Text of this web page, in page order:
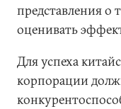
представления о
оценивать
Для успеха
корпорации